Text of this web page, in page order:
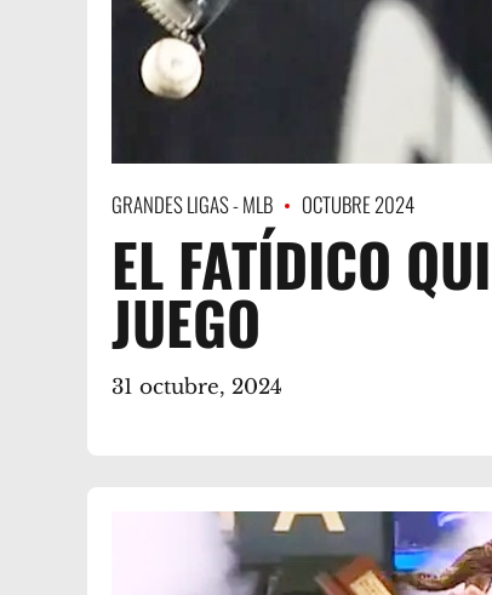
GRANDES LIGAS - MLB OCTUBRE 2024
EL FATÍDICO
JUEGO
31 octubre, 2024